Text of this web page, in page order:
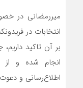
میررمضانی در
انتخابات در
بر آن تاکید
انجام شده و از
اطلاع‌رسانی و